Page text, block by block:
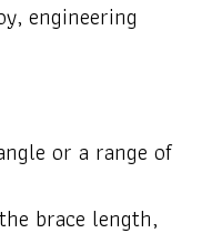
engineering
or a range of
brace length,